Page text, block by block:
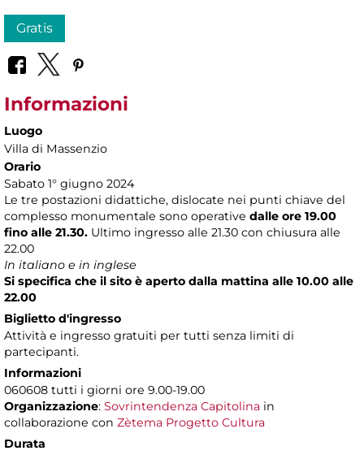
Gratis
Informazioni
Luogo
Villa di Massenzio
Orario
Sabato 1° giugno 2024
Le tre postazioni didattiche, dislocate nei punti chiave del
complesso monumentale sono operative dalle ore 19.00
fino alle 21.30. Ultimo ingresso alle 21.30 con chiusura alle
22.00
In italiano e in inglese
Si specifica che il sito è aperto dalla mattina alle 10.00 alle
22.00
Biglietto d'ingresso
Attività e ingresso gratuiti per tutti senza limiti di
partecipanti.
Informazioni
060608 tutti i giorni ore 9.00-19.00
Organizzazione: Sovrintendenza Capitolina in
collaborazione con Zètema Progetto Cultura
Durata